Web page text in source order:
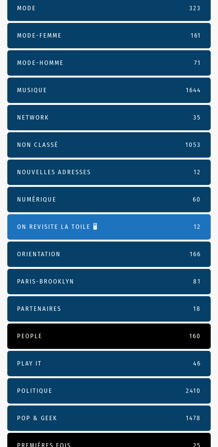
MODE 323
MODE-FEMME 161
MODE-HOMME 71
MUSIQUE 1644
NETWORK 35
NON CLASSÉ 1053
NOUVELLES ADRESSES 12
NUMÉRIQUE 60
ON REVISITE LA TOILE 🖥️ 12
ORIENTATION 166
PARIS-BROOKLYN 81
PARTENAIRES 18
PEOPLE 160
PLAY IT 46
POLITIQUE 2410
POP & GEEK 1478
PREMIÈRES FOIS 25